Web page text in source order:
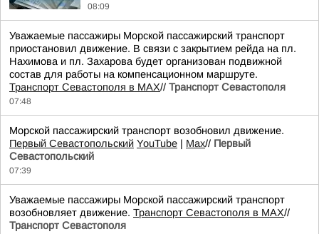
08:09
Уважаемые пассажиры Морской пассажирский транспорт
приостановил движение. В связи с закрытием рейда на пл.
Нахимова и пл. Захарова будет организован подвижной
состав для работы на компенсационном маршруте.
Транспорт Севастополя в MAX// Транспорт Севастополя
07:48
Морской пассажирский транспорт возобновил движение.
Первый Севастопольский YouTube | Max// Первый
Севастопольский
07:39
Уважаемые пассажиры Морской пассажирский транспорт
возобновляет движение. Транспорт Севастополя в MAX//
Транспорт Севастополя